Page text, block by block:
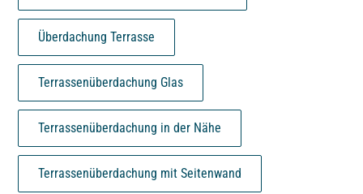
Überdachung Terrasse
Terrassenüberdachung Glas
Terrassenüberdachung in der Nähe
Terrassenüberdachung mit Seitenwand